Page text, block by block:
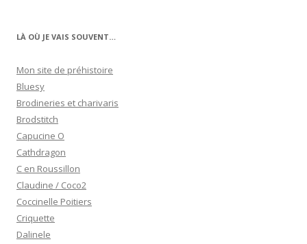
LÀ OÙ JE VAIS SOUVENT…
Mon site de préhistoire
Bluesy
Brodineries et charivaris
Brodstitch
Capucine O
Cathdragon
C en Roussillon
Claudine / Coco2
Coccinelle Poitiers
Criquette
Dalinele